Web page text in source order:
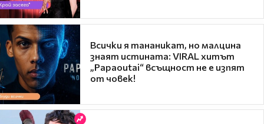
Всички я тананикат, но малцина
знаят истината: VIRAL хитът
„Papaoutai“ всъщност не е изпят
от човек!